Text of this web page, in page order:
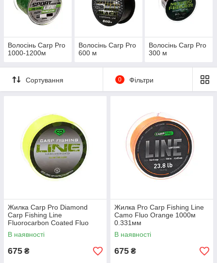
Волосінь Carp Pro
1000-1200м
Волосінь Carp Pro
600 м
Волосінь Carp Pro
300 м
Сортування 0 Фільтри
Жилка Carp Pro Diamond
Carp Fishing Line
Fluorocarbon Coated Fluo
Yellow 1000м 0.331мм
В наявності
675 ₴
Жилка Pro Carp Fishing Line
Camo Fluo Orange 1000м
0.331мм
В наявності
675 ₴